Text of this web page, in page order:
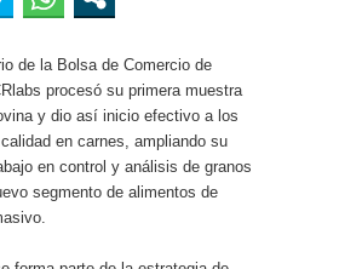
de la Bolsa de Comercio de
procesó su primera muestra
y dio así inicio efectivo a los
en carnes, ampliando su
en control y análisis de granos
segmento de alimentos de